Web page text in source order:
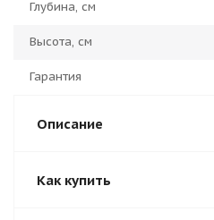
Глубина, см
Высота, см
Гарантия
Описание
Как купить